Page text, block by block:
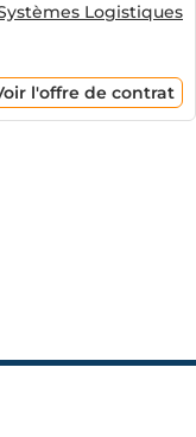
Logistiques
l'offre de contrat